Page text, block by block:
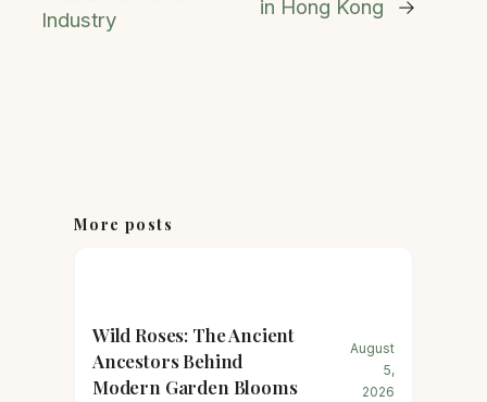
Industry
in Hong Kong
→
More posts
Wild Roses: The Ancient
Ancestors Behind
Modern Garden Blooms
August
5,
2026